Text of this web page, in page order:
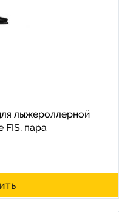
лыжероллерной
FIS, пара